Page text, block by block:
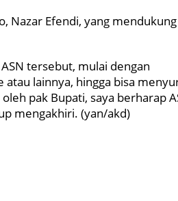
Nazar Efendi, yang mendukung
tersebut, mulai dengan
atau lainnya, hingga bisa
pak Bupati, saya berharap
mengakhiri. (yan/akd)